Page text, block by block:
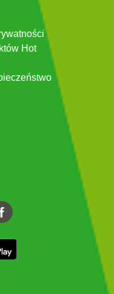
Hot